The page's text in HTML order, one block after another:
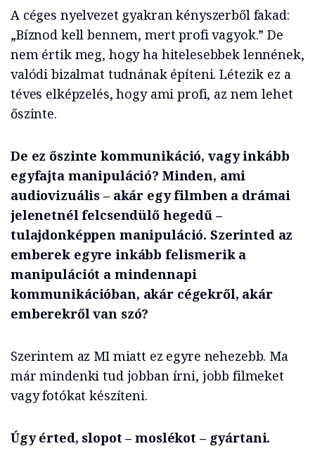
A céges nyelvezet gyakran kényszerből fakad:
„Bíznod kell bennem, mert profi vagyok.” De
nem értik meg, hogy ha hitelesebbek lennének,
valódi bizalmat tudnának építeni. Létezik ez a
téves elképzelés, hogy ami profi, az nem lehet
őszinte.
De ez őszinte kommunikáció, vagy inkább
egyfajta manipuláció? Minden, ami
audiovizuális – akár egy filmben a drámai
jelenetnél felcsendülő hegedű –
tulajdonképpen manipuláció. Szerinted az
emberek egyre inkább felismerik a
manipulációt a mindennapi
kommunikációban, akár cégekről, akár
emberekről van szó?
Szerintem az MI miatt ez egyre nehezebb. Ma
már mindenki tud jobban írni, jobb filmeket
vagy fotókat készíteni.
Úgy érted, slopot – moslékot – gyártani.